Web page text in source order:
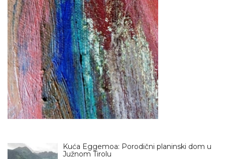
Kuća Eggemoa: Porodični planinski dom u
Južnom Tirolu